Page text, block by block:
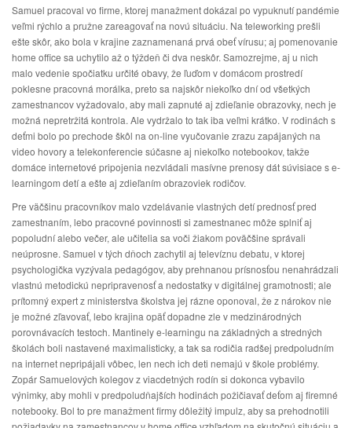
Samuel pracoval vo firme, ktorej manažment dokázal po vypuknutí pandémie
veľmi rýchlo a pružne zareagovať na novú situáciu. Na teleworking prešli
ešte skôr, ako bola v krajine zaznamenaná prvá obeť vírusu; aj pomenovanie
home office sa uchytilo až o týždeň či dva neskôr. Samozrejme, aj u nich
malo vedenie spočiatku určité obavy, že ľuďom v domácom prostredí
poklesne pracovná morálka, preto sa najskôr niekoľko dní od všetkých
zamestnancov vyžadovalo, aby mali zapnuté aj zdieľanie obrazovky, nech je
možná nepretržitá kontrola. Ale vydržalo to tak iba veľmi krátko. V rodinách s
deťmi bolo po prechode škôl na on-line vyučovanie zrazu zapájaných na
video hovory a telekonferencie súčasne aj niekoľko notebookov, takže
domáce internetové pripojenia nezvládali masívne prenosy dát súvisiace s e-
learningom detí a ešte aj zdieľaním obrazoviek rodičov.
Pre väčšinu pracovníkov malo vzdelávanie vlastných detí prednosť pred
zamestnaním, lebo pracovné povinnosti si zamestnanec môže splniť aj
popoludní alebo večer, ale učitelia sa voči žiakom poväčšine správali
neúprosne. Samuel v tých dňoch zachytil aj televíznu debatu, v ktorej
psychologička vyzývala pedagógov, aby prehnanou prísnosťou nenahrádzali
vlastnú metodickú nepripravenosť a nedostatky v digitálnej gramotnosti; ale
prítomný expert z ministerstva školstva jej rázne oponoval, že z nárokov nie
je možné zľavovať, lebo krajina opäť dopadne zle v medzinárodných
porovnávacích testoch. Mantinely e-learningu na základných a stredných
školách boli nastavené maximalisticky, a tak sa rodičia radšej predpoludním
na internet nepripájali vôbec, len nech ich deti nemajú v škole problémy.
Zopár Samuelových kolegov z viacdetných rodín si dokonca vybavilo
výnimky, aby mohli v predpoludňajších hodinách požičiavať deťom aj firemné
notebooky. Bol to pre manažment firmy dôležitý impulz, aby sa prehodnotili